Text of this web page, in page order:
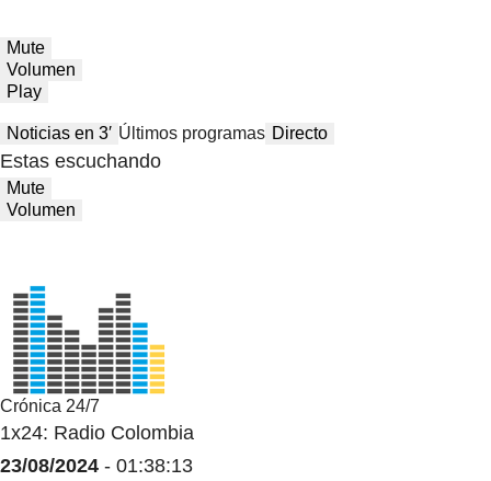
Mute
Volumen
Play
Noticias en 3′ Últimos programas Directo
Estas escuchando
Mute
Volumen
Crónica 24/7
1x24: Radio Colombia
23/08/2024 - 01:38:13